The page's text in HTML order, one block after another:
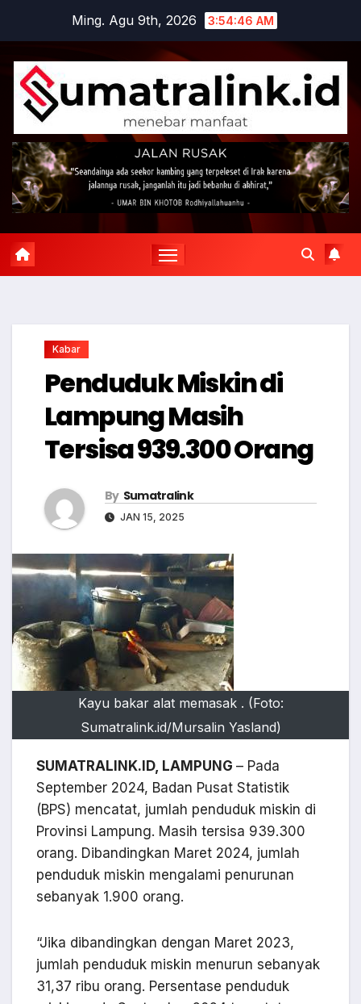
content
Ming. Agu 9th, 2026 3:54:47 AM
Kabar
Penduduk Miskin di
Lampung Masih
Tersisa 939.300 Orang
By Sumatralink
JAN 15, 2025
Kayu bakar alat memasak . (Foto:
Sumatralink.id/Mursalin Yasland)
SUMATRALINK.ID, LAMPUNG – Pada
September 2024, Badan Pusat Statistik
(BPS) mencatat, jumlah penduduk miskin di
Provinsi Lampung. Masih tersisa 939.300
orang. Dibandingkan Maret 2024, jumlah
penduduk miskin mengalami penurunan
sebanyak 1.900 orang.
“Jika dibandingkan dengan Maret 2023,
jumlah penduduk miskin menurun sebanyak
31,37 ribu orang. Persentase penduduk